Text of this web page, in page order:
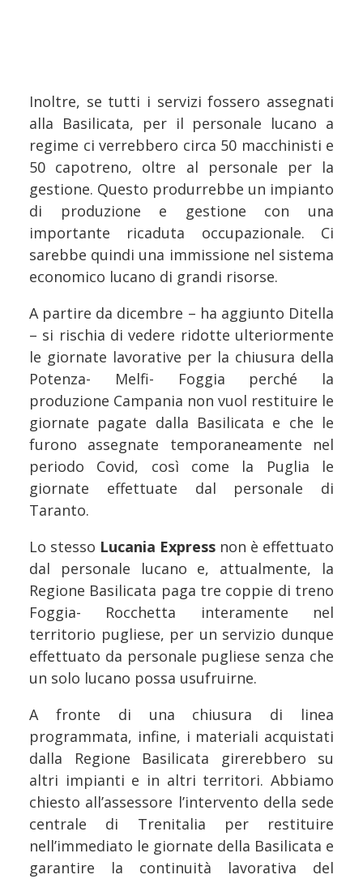
Inoltre, se tutti i servizi fossero assegnati
alla Basilicata, per il personale lucano a
regime ci verrebbero circa 50 macchinisti e
50 capotreno, oltre al personale per la
gestione. Questo produrrebbe un impianto
di produzione e gestione con una
importante ricaduta occupazionale. Ci
sarebbe quindi una immissione nel sistema
economico lucano di grandi risorse.
A partire da dicembre – ha aggiunto Ditella
– si rischia di vedere ridotte ulteriormente
le giornate lavorative per la chiusura della
Potenza- Melfi- Foggia perché la
produzione Campania non vuol restituire le
giornate pagate dalla Basilicata e che le
furono assegnate temporaneamente nel
periodo Covid, così come la Puglia le
giornate effettuate dal personale di
Taranto.
Lo stesso Lucania Express non è effettuato
dal personale lucano e, attualmente, la
Regione Basilicata paga tre coppie di treno
Foggia- Rocchetta interamente nel
territorio pugliese, per un servizio dunque
effettuato da personale pugliese senza che
un solo lucano possa usufruirne.
A fronte di una chiusura di linea
programmata, infine, i materiali acquistati
dalla Regione Basilicata girerebbero su
altri impianti e in altri territori. Abbiamo
chiesto all’assessore l’intervento della sede
centrale di Trenitalia per restituire
nell’immediato le giornate della Basilicata e
garantire la continuità lavorativa del